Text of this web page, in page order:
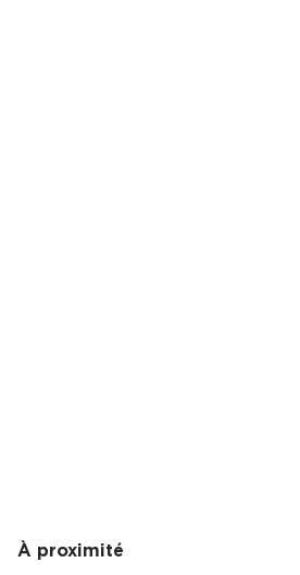
À proximité